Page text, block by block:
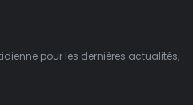
pour les dernières actualités,